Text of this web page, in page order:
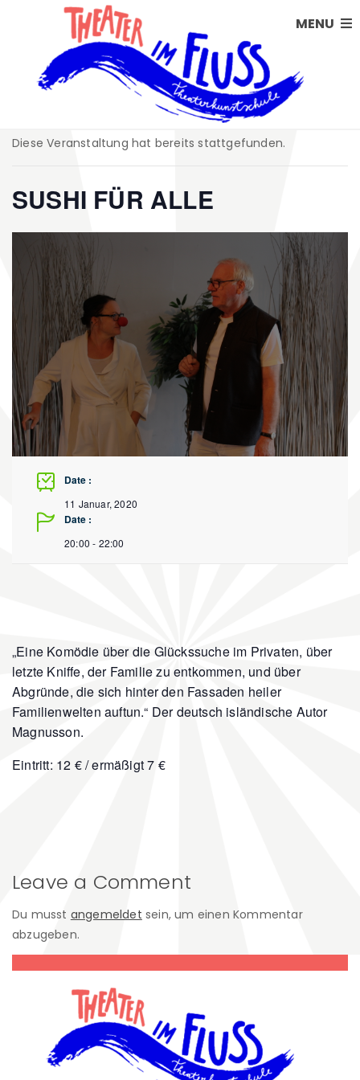
MENU
Diese Veranstaltung hat bereits stattgefunden.
SUSHI FÜR ALLE
Date :
11 Januar, 2020
Date :
20:00 - 22:00
„Eine Komödie über die Glückssuche im Privaten, über
letzte Kniffe, der Familie zu entkommen, und über
Abgründe, die sich hinter den Fassaden heiler
Familienwelten auftun.“ Der deutsch isländische Autor
Magnusson.
Eintritt: 12 € / ermäßigt 7 €
Leave a Comment
Du musst angemeldet sein, um einen Kommentar
abzugeben.